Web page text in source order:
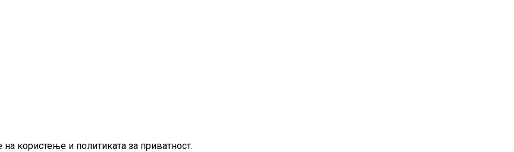
користење и политиката за приватност.